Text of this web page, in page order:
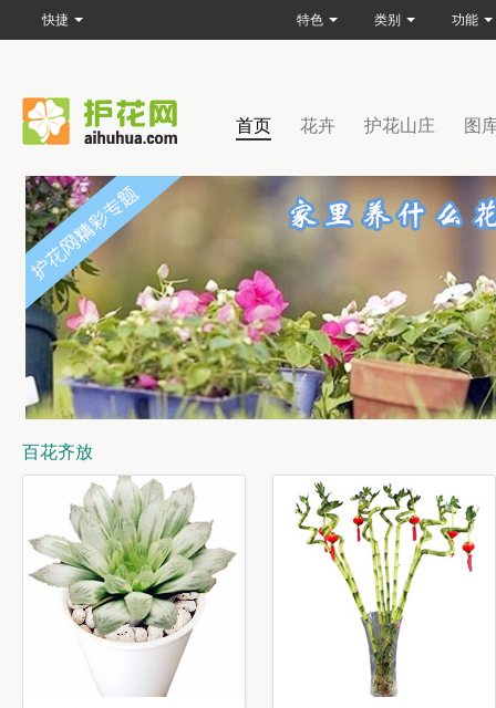
首页 花卉 护花山庄 图
百花齐放
快捷 特色 类别 功能